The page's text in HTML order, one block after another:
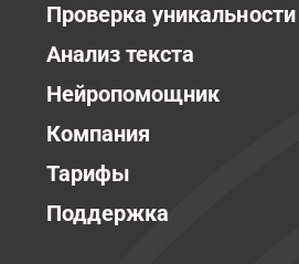
Проверка уникальности
Анализ текста
Нейропомощник
Компания
Тарифы
Поддержка